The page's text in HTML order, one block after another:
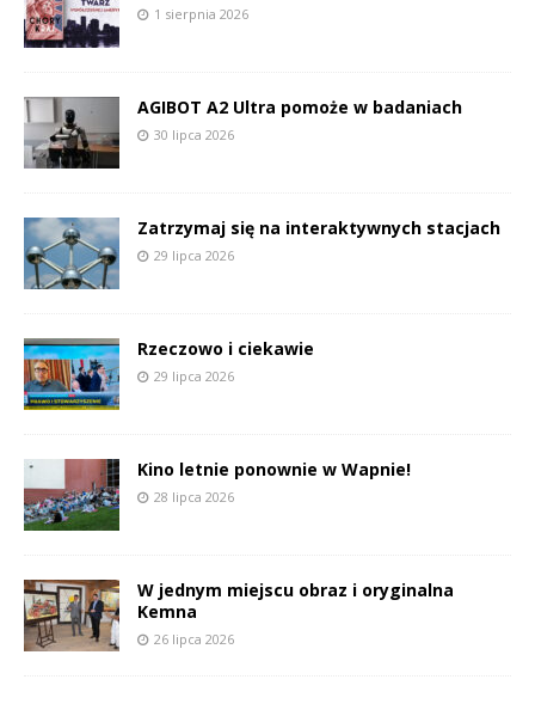
1 sierpnia 2026
AGIBOT A2 Ultra pomoże w badaniach
30 lipca 2026
Zatrzymaj się na interaktywnych stacjach
29 lipca 2026
Rzeczowo i ciekawie
29 lipca 2026
Kino letnie ponownie w Wapnie!
28 lipca 2026
W jednym miejscu obraz i oryginalna
Kemna
26 lipca 2026